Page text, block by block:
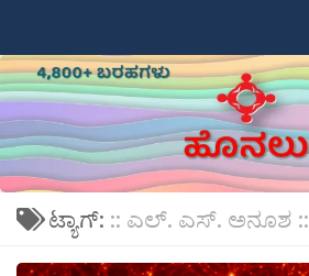
ಟ್ಯಾಗ್: :: ಎಲ್. ಎಸ್. ಅನೂಶ ::